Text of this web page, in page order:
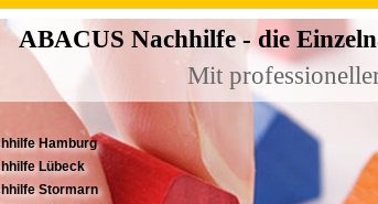
ABACUS Nachhilfe - die
Mit
Hamburg
Lübeck
Stormarn